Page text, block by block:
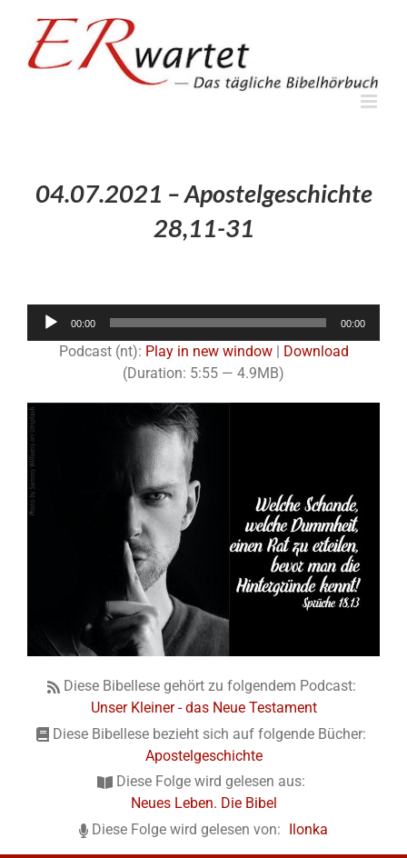
springen
04.07.2021 – Apostelgeschichte
28,11-31
00:00 00:00
Podcast (nt): Play in new window| Download
(Duration: 5:55 — 4.9MB)
Diese Bibellese gehört zu folgendem Podcast:
Unser Kleiner - das Neue Testament
Diese Bibellese bezieht sich auf folgende Bücher:
Apostelgeschichte
Diese Folge wird gelesen aus:
Neues Leben. Die Bibel
Diese Folge wird gelesen von:
Ilonka